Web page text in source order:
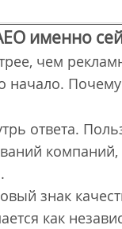
именно
чем
начало.
ответа.
знак
как